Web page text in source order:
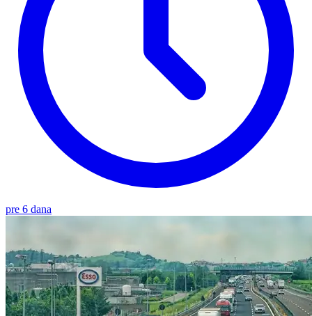
pre 6 dana